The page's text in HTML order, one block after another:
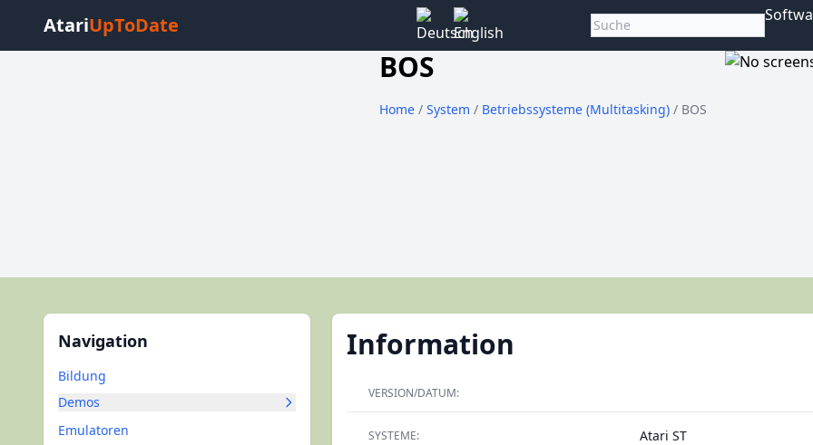
AtariUpToDate
BOS
Home / System / Betriebssysteme (Multitasking) / BOS
Navigation
Bildung
Demos
Emulatoren
Information
VERSION/DATUM:
SYSTEME: Atari ST